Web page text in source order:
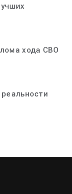
хода СВО